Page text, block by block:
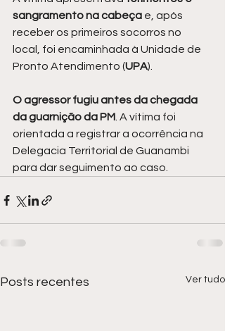
sangramento na cabeça e, após
receber os primeiros socorros no
local, foi encaminhada à Unidade de
Pronto Atendimento (UPA).
O agressor fugiu antes da chegada
da guarnição da PM. A vítima foi
orientada a registrar a ocorrência na
Delegacia Territorial de Guanambi
para dar seguimento ao caso.
Posts recentes Ver tudo